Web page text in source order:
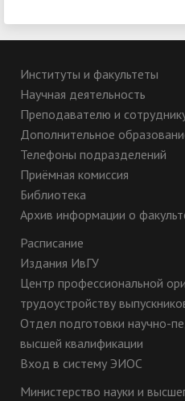
Институты и факультеты
Научная деятельность
Преподавателю и
Дополнительное
Телефоны подразделений
Приёмная комиссия
Библиотека
Архив информации о
Расписание
Издания ИвГУ
Центр профессиональной
трудоустройству
Отдел подготовки научно-
высшей квалификации
Вход в систему ЭИОС
Министерство науки и